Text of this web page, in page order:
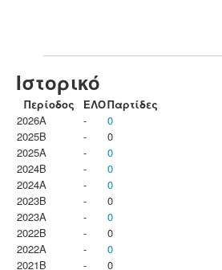
Ιστορικό
Περίοδος ΕΛΟΠαρτίδες
2026A
-
0
2025B
-
0
2025A
-
0
2024B
-
0
2024A
-
0
2023B
-
0
2023Α
-
0
2022B
-
0
2022A
-
0
2021B
- 0